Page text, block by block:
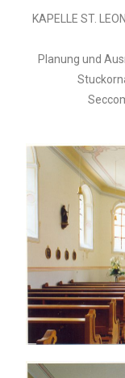
KAPELLE ST.
Planung und